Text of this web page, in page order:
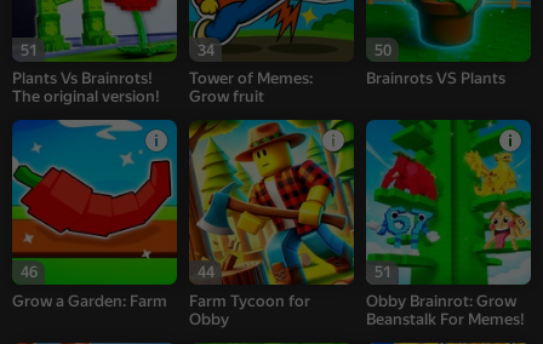
51
Plants Vs Brainrots!
The original version!
34
Tower of Memes:
Grow fruit
50
Brainrots VS Plants
46
Grow a Garden: Farm
44
Farm Tycoon for
Obby
51
Obby Brainrot: Grow
Beanstalk For Memes!